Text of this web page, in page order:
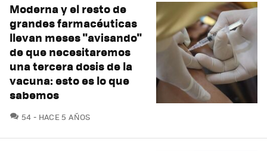
Moderna y el resto de
grandes farmacéuticas
llevan meses "avisando"
de que necesitaremos
una tercera dosis de la
vacuna: esto es lo que
sabemos
54 COMENTARIOS
HACE 5 AÑOS